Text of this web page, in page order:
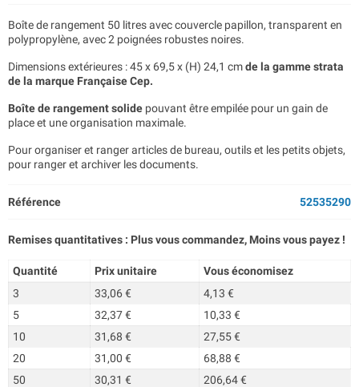
Boîte de rangement 50 litres avec couvercle papillon, transparent en
polypropylène, avec 2 poignées robustes noires.
Dimensions extérieures : 45 x 69,5 x (H) 24,1 cmde la gamme strata
de la marque Française Cep.
Boîte de rangement solide pouvant être empilée pour un gain de
place et une organisation maximale.
Pour organiser et ranger articles de bureau, outils et les petits objets,
pour ranger et archiver les documents.
Référence 52535290
Remises quantitatives : Plus vous commandez, Moins vous payez !
Quantité Prix unitaire
Vous économisez
3
33,06 €
4,13 €
5
32,37 €
10,33 €
10
31,68 €
27,55 €
20
31,00 €
68,88 €
50
30,31 € 206,64 €